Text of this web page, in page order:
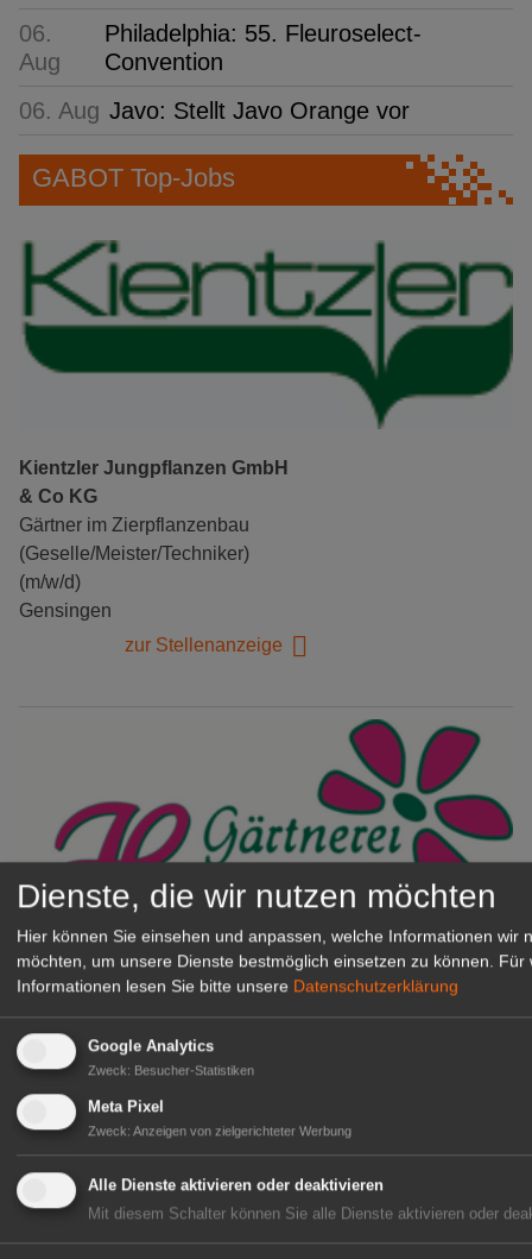
06.
Aug
Philadelphia: 55. Fleuroselect-
Convention
06. Aug Javo: Stellt Javo Orange vor
GABOT Top-Jobs
Kientzler Jungpflanzen GmbH
& Co KG
Gärtner im Zierpflanzenbau
(Geselle/Meister/Techniker)
(m/w/d)
Gensingen
zur Stellenanzeige
Gärtnerei Hanns
Logistikhalle
Herongen
GABOT Immobilienangebote
1A-Lage, ihre Chance in der
Dienste, die wir nutzen möchten
Hier können Sie einsehen und anpassen, welche Informationen wir
möchten, um unsere Dienste bestmöglich einsetzen zu können. Für
Informationen lesen Sie bitte unsere Datenschutzerklärung
Google Analytics
Zweck: Besucher-Statistiken
Meta Pixel
Zweck: Anzeigen von zielgerichteter Werbung
Alle Dienste aktivieren oder deaktivieren
Mit diesem Schalter können Sie alle Dienste aktivieren oder